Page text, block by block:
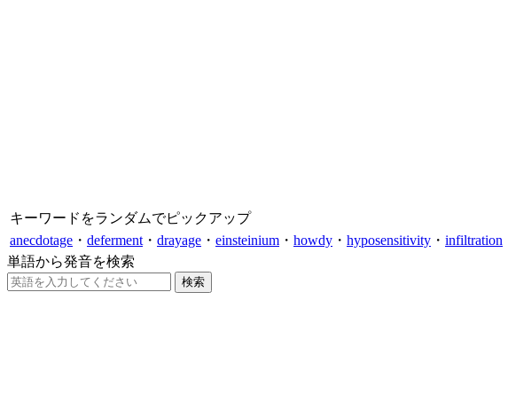
キーワードをランダムでピックアップ
anecdotage ・ deferment ・ drayage ・ einsteinium ・ howdy ・ hyposensitivity ・ infiltration
単語から発音を検索